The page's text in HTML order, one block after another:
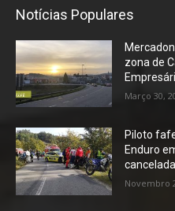
Notícias Populares
zona de
Março 30,
Piloto
Enduro
Novembro